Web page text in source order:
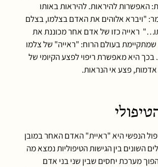
האפשרות להיראות. להיראות באותו
"ויברא אלוהים את האדם בצלמו, בצלם
ראייה כזו של אדם אחר מכוננת את
בעולם הרוח: "ראייה" של צלמו
היא מאפשרת ריפוי לפצע הקיומי של
אדמות, פצע אי הנראות.
הנפשי היא "ראיית" האדם האחר במובן
השונים בין הגישות הטיפוליות נמצא מה
מערכת יחסים שבין שני בני אדם